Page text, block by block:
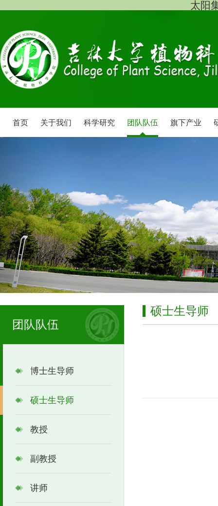
太阳
首页 关于我们 科学研究 团队队伍 旗下产业
团队队伍
博士生导师
硕士生导师
教授
副教授
讲师
硕士生导师